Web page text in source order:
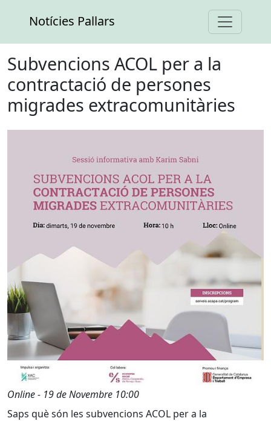
Notícies Pallars
Subvencions ACOL per a la
contractació de persones
migrades extracomunitàries
Online - 19 de Novembre 10:00
Saps què són les subvencions ACOL per a la